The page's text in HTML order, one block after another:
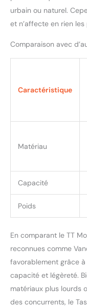
urbain ou naturel.
et n’affecte en rien
Comparaison avec
Caractéristique
Matériau
Capacité
Poids
En comparant le TT
reconnues comme
favorablement grâce
capacité et légèreté.
matériaux plus lourds
des concurrents, le